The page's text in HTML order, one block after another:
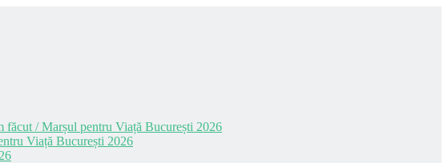
făcut / Marșul pentru Viață București 2026
Viață București 2026